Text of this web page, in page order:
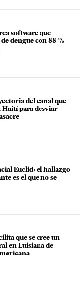
software que
dengue con 88 %
del canal que
Haití para desviar
Euclid: el hallazgo
es el que no se
que se cree un
en Luisiana de